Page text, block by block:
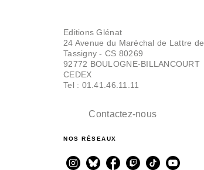
Editions Glénat
24 Avenue du Maréchal de Lattre de
Tassigny - CS 80269
92772 BOULOGNE-BILLANCOURT
CEDEX
Tel : 01.41.46.11.11
Contactez-nous
NOS RÉSEAUX